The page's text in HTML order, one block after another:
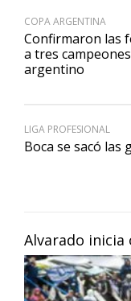
Alvarado
COPA ARGENTINA
Confirmaron las
a tres
argentino
LIGA PROFESIONAL
Boca se sacó las